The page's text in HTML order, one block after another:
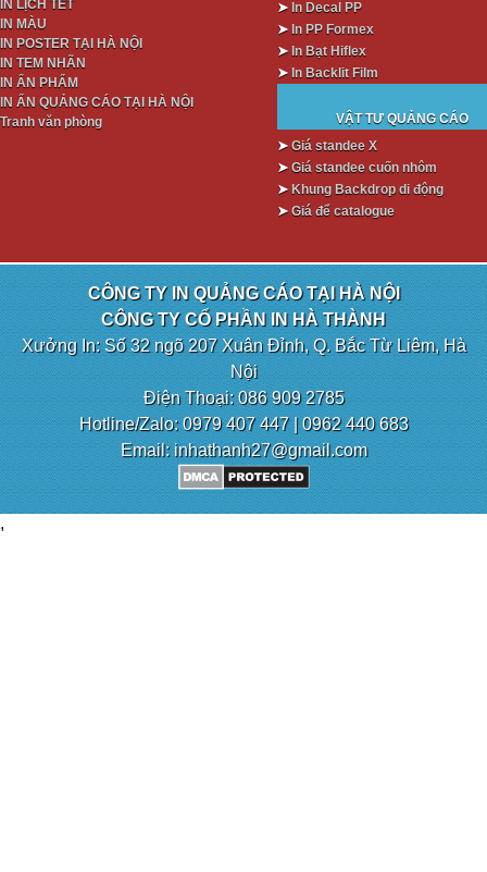
IN LỊCH TẾT
IN MÀU
IN POSTER TẠI HÀ NỘI
IN TEM NHÃN
IN ẤN PHẨM
IN ẤN QUẢNG CÁO TẠI HÀ NỘI
Tranh văn phòng
➤ In Decal PP
➤ In PP Formex
➤ In Bạt Hiflex
➤ In Backlit Film
VẬT TƯ QUẢNG CÁO
➤ Giá standee X
➤ Giá standee cuốn nhôm
➤ Khung Backdrop di động
➤ Giá để catalogue
CÔNG TY IN QUẢNG CÁO TẠI HÀ NỘI
CÔNG TY CỔ PHẦN IN HÀ THÀNH
Xưởng In: Số 32 ngõ 207 Xuân Đỉnh, Q. Bắc Từ Liêm, Hà
Nội
Điện Thoại: 086 909 2785
Hotline/Zalo: 0979 407 447 | 0962 440 683
Email: inhathanh27@gmail.com
,